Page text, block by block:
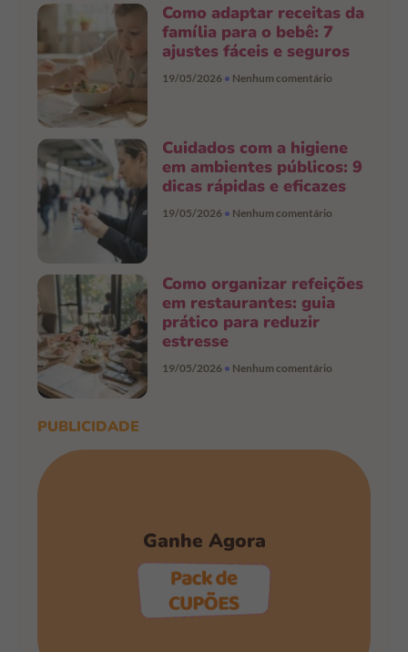
Como adaptar receitas da
família para o bebê: 7
ajustes fáceis e seguros
19/05/2026 Nenhum comentário
Cuidados com a higiene
em ambientes públicos: 9
dicas rápidas e eficazes
19/05/2026 Nenhum comentário
Como organizar refeições
em restaurantes: guia
prático para reduzir
estresse
19/05/2026 Nenhum comentário
PUBLICIDADE
Ganhe Agora